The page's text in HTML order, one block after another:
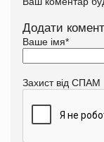
Додати
Ваше імя*
Захист від СПАМ